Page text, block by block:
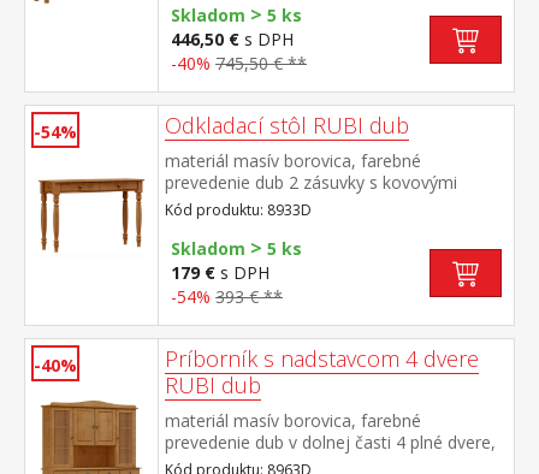
Skladom > 5 ks
446,50 € s DPH
-40% 745,50 € **
-54% Odkladací stôl RUBI dub
materiál masív borovica, farebné
prevedenie dub 2 zásuvky s kovovými
pojazdmi
Kód produktu: 8933D
Skladom > 5 ks
179 € s DPH
-54% 393 € **
-40%
Príborník s nadstavcom 4 dvere
RUBI dub
materiál masív borovica, farebné
prevedenie dub v dolnej časti 4 plné dvere,
4 zásuvky s kovovými pojazdmi v hornej
Kód produktu: 8963D